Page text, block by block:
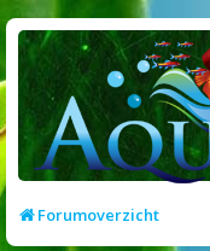
Forumoverzicht